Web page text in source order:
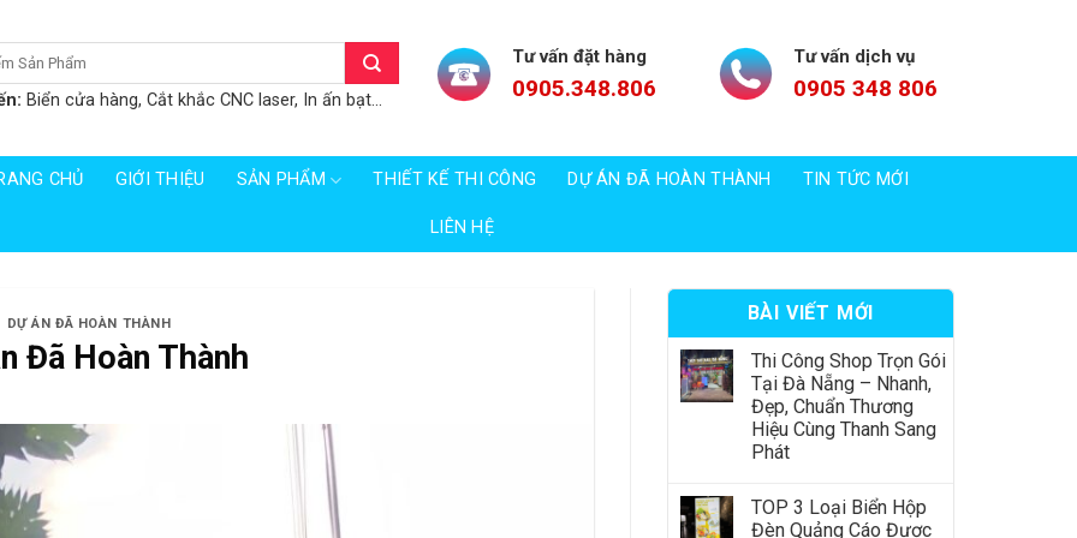
Biển cửa hàng, Cắt khắc CNC laser, In ấn bạt...
Tư vấn đặt hàng
0905.348.806
Tư vấn dịch vụ
0905 348 806
CHỦ GIỚI THIỆU SẢN PHẨM THIẾT KẾ THI CÔNG DỰ ÁN ĐÃ HOÀN THÀNH TIN TỨC MỚI
LIÊN HỆ
DỰ ÁN ĐÃ HOÀN THÀNH
Đã Hoàn Thành
BÀI VIẾT MỚI
Thi Công Shop Trọn Gói
Tại Đà Nẵng – Nhanh,
Đẹp, Chuẩn Thương
Hiệu Cùng Thanh Sang
Phát
TOP 3 Loại Biển Hộp
Đèn Quảng Cáo Được